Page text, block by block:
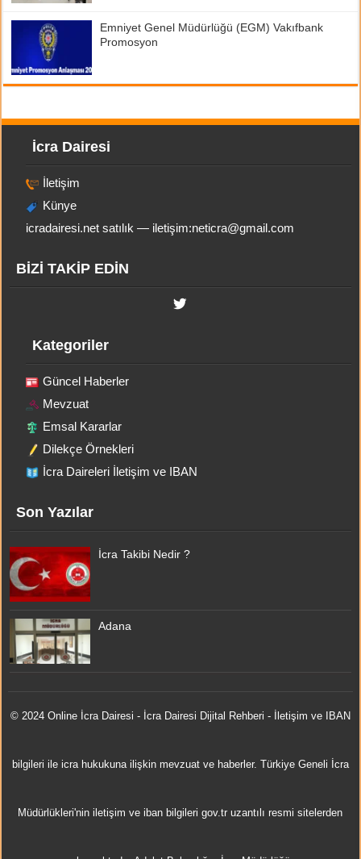
Emniyet Genel Müdürlüğü (EGM) Vakıfbank
Promosyon
İcra Dairesi
İletişim
Künye
icradairesi.net satılık — iletişim:neticra@gmail.com
BİZİ TAKİP EDİN
Kategoriler
Güncel Haberler
Mevzuat
Emsal Kararlar
Dilekçe Örnekleri
İcra Daireleri İletişim ve IBAN
Son Yazılar
İcra Takibi Nedir ?
Adana
© 2024 Online İcra Dairesi - İcra Dairesi Dijital Rehberi - İletişim ve IBAN
bilgileri ile icra hukukuna ilişkin mevzuat ve haberler. Türkiye Geneli İcra
Müdürlükleri'nin iletişim ve iban bilgileri gov.tr uzantılı resmi sitelerden